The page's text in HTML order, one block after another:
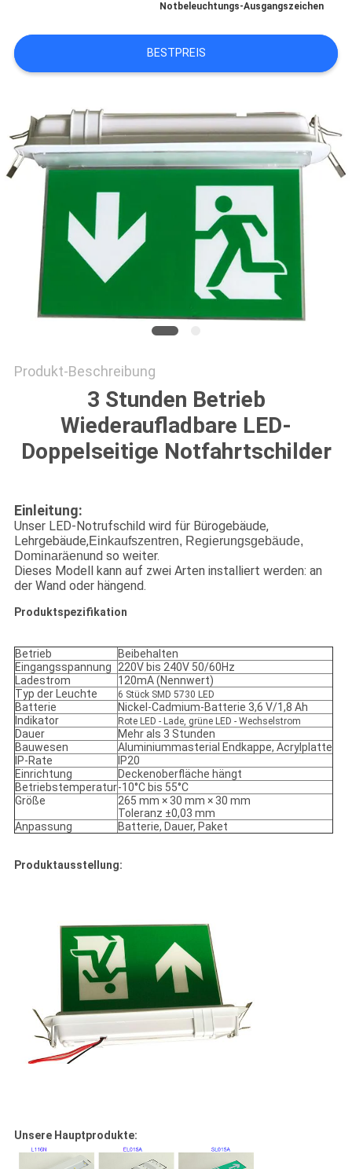
FORDERN
SIE EIN
SITEMAP
DATENSCHUTZRICHTLINIE
Notbeleuchtungs-Ausgangszeichen
BESTPREIS
Produkt-Beschreibung
3 Stunden Betrieb
Wiederaufladbare LED-
Doppelseitige Notfahrtschilder
Einleitung:
Unser LED-Notrufschild wird für Bürogebäude,
Lehrgebäude,Einkaufszentren, Regierungsgebäude,
Dominaräenund so weiter.
Dieses Modell kann auf zwei Arten installiert werden: an
der Wand oder hängend.
Produktspezifikation
Betrieb
Beibehalten
Eingangsspannung 220V bis 240V 50/60Hz
Ladestrom
120mA (Nennwert)
Typ der Leuchte
6 Stück SMD 5730 LED
Batterie
Nickel-Cadmium-Batterie 3,6 V/1,8 Ah
Indikator
Rote LED - Lade, grüne LED - Wechselstrom
Dauer
Mehr als 3 Stunden
Bauwesen
Aluminiummasterial Endkappe, Acrylplatte
IP-Rate
IP20
Einrichtung
Deckenoberfläche hängt
Betriebstemperatur-10°C bis 55°C
Größe
265 mm × 30 mm × 30 mm
Toleranz ±0,03 mm
Anpassung
Batterie, Dauer, Paket
Produktausstellung:
Unsere Hauptprodukte: